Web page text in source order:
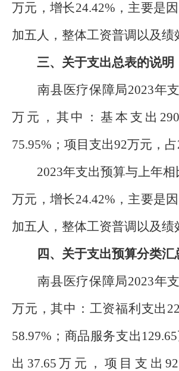
万元，增长24.42%，主要是
加五人，整体工资普调以及绩
三、关于支出总表的说明
南县医疗保障局2023年支
万元，其中：基本支出
75.95%；项目支出92万元，占
2023年支出预算与上年相
万元，增长24.42%，主要是
加五人，整体工资普调以及绩
四、关于支出预算分类汇
南县医疗保障局2023年支
万元，其中：工资福利支出
58.97%；商品服务支出
出37.65万元，项目支出